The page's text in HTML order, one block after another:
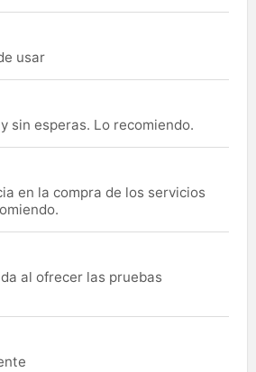
usar
sin esperas. Lo recomiendo.
en la compra de los servicios
al ofrecer las pruebas